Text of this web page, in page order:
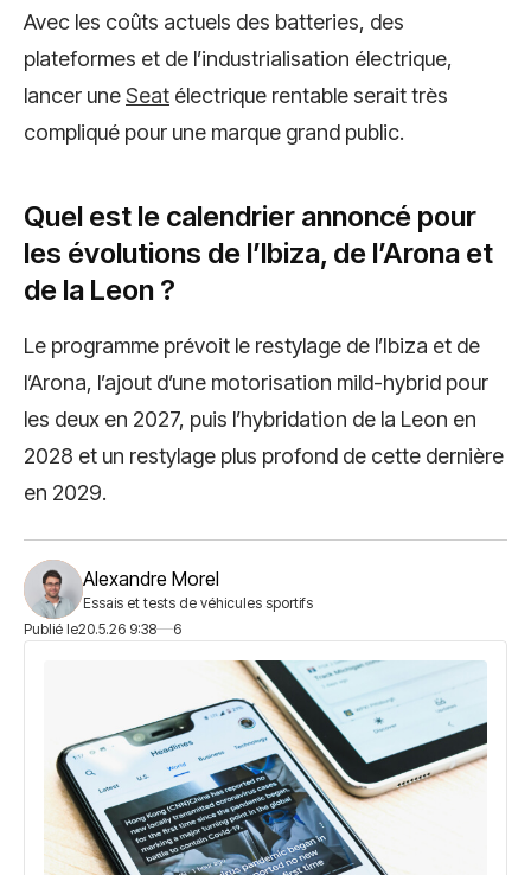
Avec les coûts actuels des batteries, des
plateformes et de l’industrialisation électrique,
lancer uneSeat électrique rentable serait très
compliqué pour une marque grand public.
Quel est le calendrier annoncé pour
les évolutions de l’Ibiza, de l’Arona et
de la Leon ?
Le programme prévoit le restylage de l’Ibiza et de
l’Arona, l’ajout d’une motorisation mild-hybrid pour
les deux en 2027, puis l’hybridation de la Leon en
2028 et un restylage plus profond de cette dernière
en 2029.
Alexandre Morel
Essais et tests de véhicules sportifs
Publié le20.5.26 9:38 6